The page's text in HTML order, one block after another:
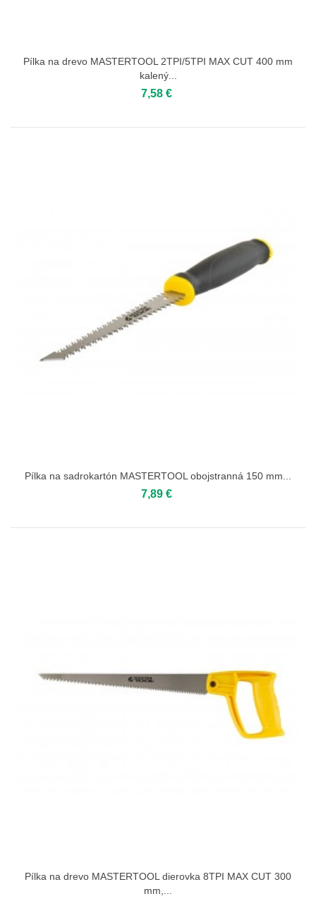
Pílka na drevo MASTERTOOL 2TPI/5TPI MAX CUT 400 mm
kalený...
7,58 €
Pílka na sadrokartón MASTERTOOL obojstranná 150 mm...
7,89 €
Pílka na drevo MASTERTOOL dierovka 8TPI MAX CUT 300
mm,...